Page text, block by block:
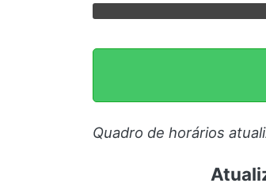
Quadro de horários